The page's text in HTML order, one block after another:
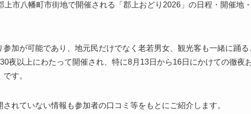
上市八幡町市街地で開催される「郡上おどり2026」の日程・開催地
加が可能であり、地元民だけでなく老若男女、観光客も一緒に踊る
夜以上にわたって開催され、特に8月13日から16日にかけての徹夜
す。
れていない情報も参加者の口コミ等をもとにご紹介します。